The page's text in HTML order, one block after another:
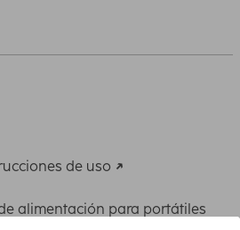
de uso
alimentación para portátiles